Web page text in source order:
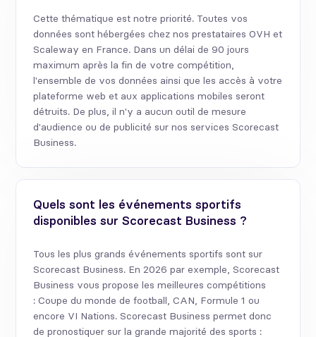
Cette thématique est notre priorité. Toutes vos
données sont hébergées chez nos prestataires OVH et
Scaleway en France. Dans un délai de 90 jours
maximum après la fin de votre compétition,
l'ensemble de vos données ainsi que les accès à votre
plateforme web et aux applications mobiles seront
détruits. De plus, il n'y a aucun outil de mesure
d'audience ou de publicité sur nos services Scorecast
Business.
Quels sont les événements sportifs
disponibles sur Scorecast Business ?
Tous les plus grands événements sportifs sont sur
Scorecast Business. En 2026 par exemple, Scorecast
Business vous propose les meilleures compétitions
: Coupe du monde de football, CAN, Formule 1 ou
encore VI Nations. Scorecast Business permet donc
de pronostiquer sur la grande majorité des sports :